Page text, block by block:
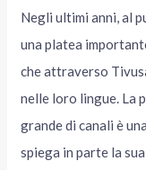
Negli ultimi anni, al
una platea
che attraverso
nelle loro lingue. La
grande di canali è
spiega in parte la